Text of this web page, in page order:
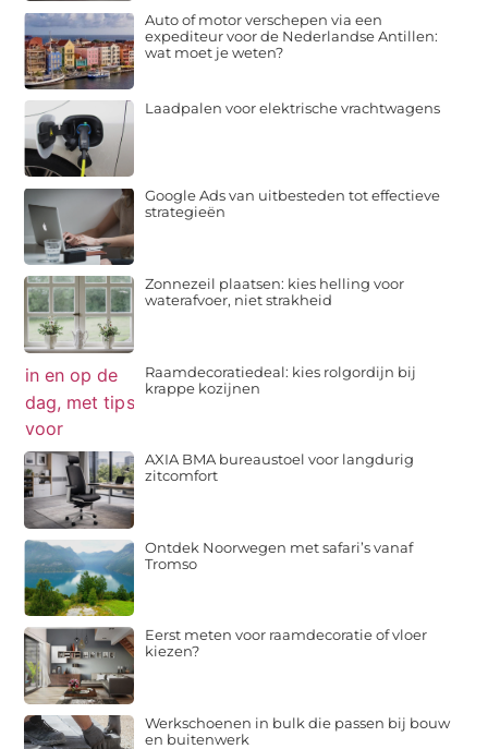
Auto of motor verschepen via een
expediteur voor de Nederlandse Antillen:
wat moet je weten?
Laadpalen voor elektrische vrachtwagens
Google Ads van uitbesteden tot effectieve
strategieën
Zonnezeil plaatsen: kies helling voor
waterafvoer, niet strakheid
Raamdecoratiedeal: kies rolgordijn bij
krappe kozijnen
AXIA BMA bureaustoel voor langdurig
zitcomfort
Ontdek Noorwegen met safari’s vanaf
Tromso
Eerst meten voor raamdecoratie of vloer
kiezen?
Werkschoenen in bulk die passen bij bouw
en buitenwerk